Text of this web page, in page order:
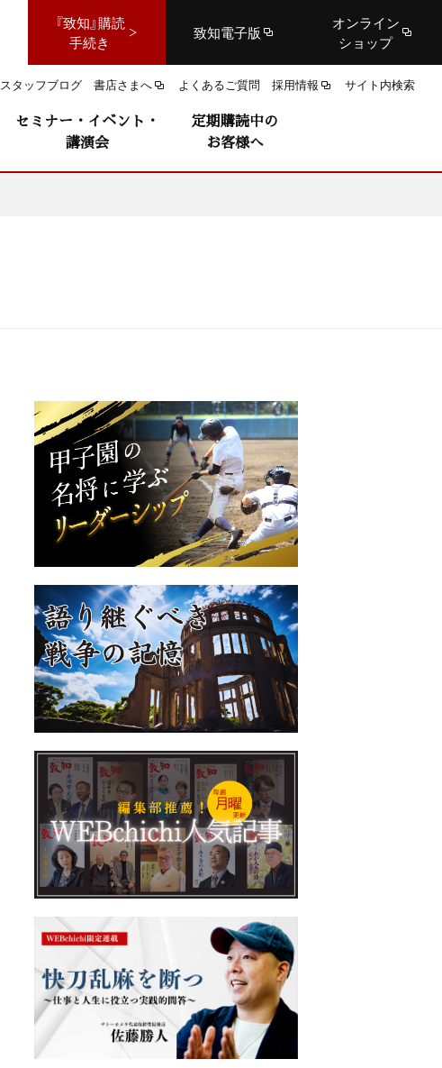
『致知』購読
手続き
致知電子版
オンライン
ショップ
スタッフブログ 書店さまへ よくあるご質問 採用情報 サイト内検索
セミナー・イベント・
講演会
定期購読中の
お客様へ